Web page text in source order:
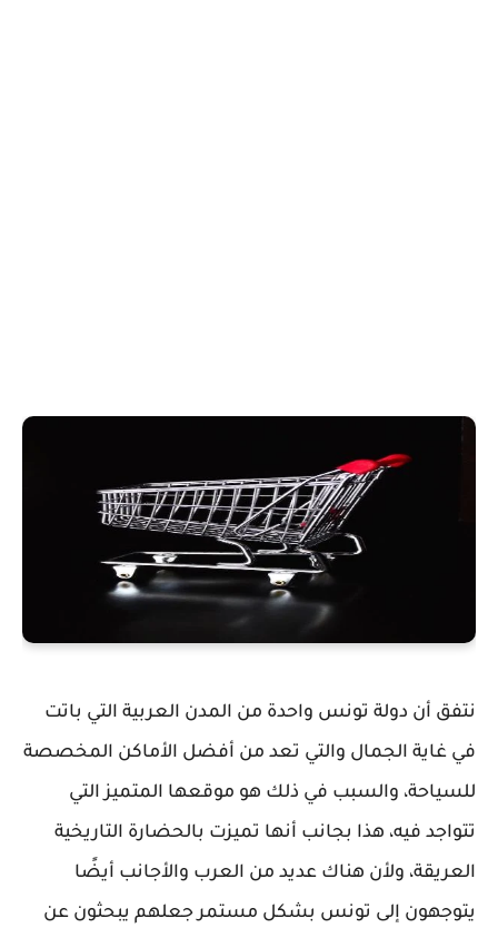
نتفق أن دولة تونس واحدة من المدن العربية التي باتت
في غاية الجمال والتي تعد من أفضل الأماكن المخصصة
للسياحة، والسبب في ذلك هو موقعها المتميز التي
تتواجد فيه، هذا بجانب أنها تميزت بالحضارة التاريخية
العريقة، ولأن هناك عديد من العرب والأجانب أيضًا
يتوجهون إلى تونس بشكل مستمر جعلهم يبحثون عن